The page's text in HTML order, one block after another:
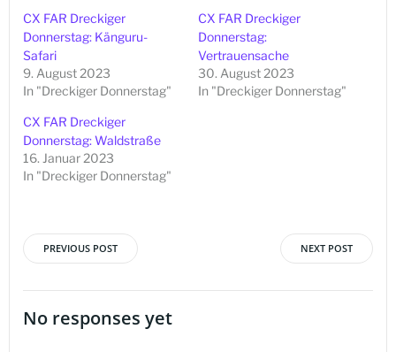
CX FAR Dreckiger
Donnerstag: Känguru-
Safari
9. August 2023
In "Dreckiger Donnerstag"
CX FAR Dreckiger
Donnerstag:
Vertrauensache
30. August 2023
In "Dreckiger Donnerstag"
CX FAR Dreckiger
Donnerstag: Waldstraße
16. Januar 2023
In "Dreckiger Donnerstag"
Beitragsnavigation
PREVIOUS POST NEXT POST
No responses yet